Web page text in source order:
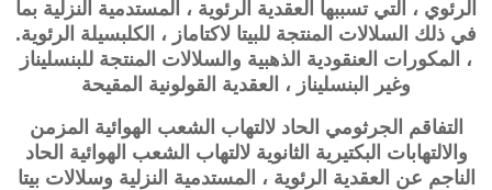
الرئوي ، التي تسببها العقدية الرئوية ، المستدمية النزلية بما
في ذلك السلالات المنتجة للبيتا لاكتاماز ، الكلبسيلة الرئوية.
، المكورات العنقودية الذهبية والسلالات المنتجة للبنسليناز
وغير البنسليناز ، العقدية القولونية المقيحة
التفاقم الجرثومي الحاد لالتهاب الشعب الهوائية المزمن
والالتهابات البكتيرية الثانوية لالتهاب الشعب الهوائية الحاد
الناجم عن العقدية الرئوية ، المستدمية النزلية وسلالات بيتا